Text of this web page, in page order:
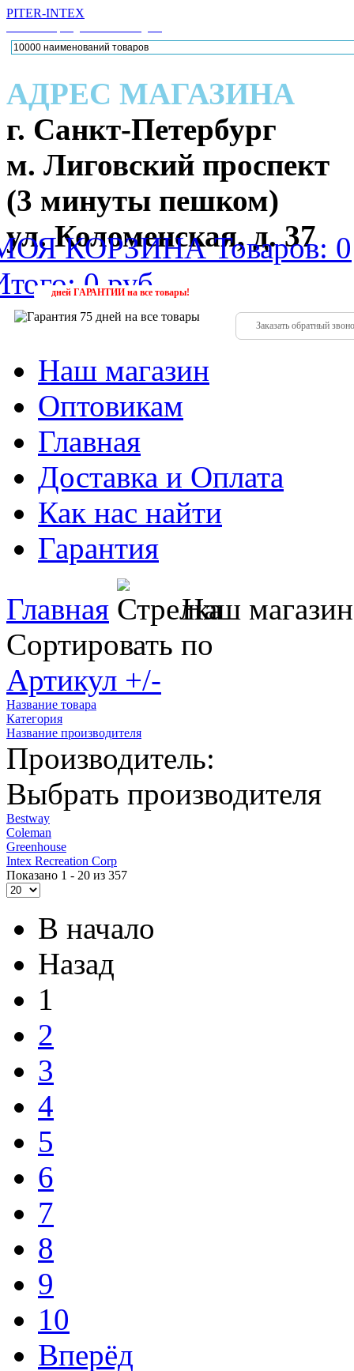
PITER-INTEX
АДРЕС МАГАЗИНА
г. Санкт-Петербург
м. Лиговский проспект
(3 минуты пешком)
ул. Коломенская, д. 37
Заказать обратный
КОРЗИНА Товаров: 0
0 руб.
дней ГАРАНТИИ на все товары!
Наш магазин
Оптовикам
Главная
Доставка и Оплата
Как нас найти
Гарантия
Главная
Наш магазин
Сортировать по
Артикул +/-
Название товара
Категория
Название производителя
Производитель:
Выбрать производителя
Bestway
Coleman
Greenhouse
Intex Recreation Corp
Показано 1 - 20 из 357
В начало
Назад
1
2
3
4
5
6
7
8
9
10
Вперёд